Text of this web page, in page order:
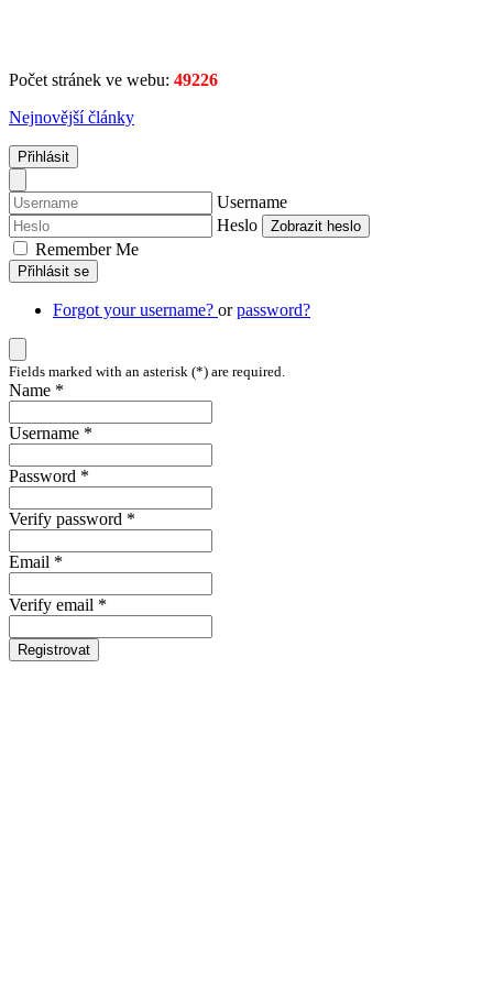
Počet stránek ve webu: 49226
Nejnovější články
Přihlásit
Username
Heslo
Zobrazit heslo
Remember Me
Přihlásit se
Forgot your username? orpassword?
Fields marked with an asterisk (*) are required.
Name *
Username *
Password *
Verify password *
Email *
Verify email *
Registrovat